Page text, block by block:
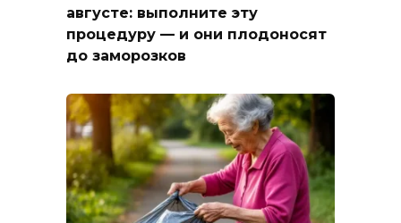
августе: выполните эту
процедуру — и они плодоносят
до заморозков